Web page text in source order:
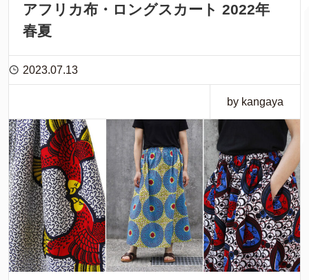
アフリカ布・ロングスカート 2022年
春夏
2023.07.13
by kangaya